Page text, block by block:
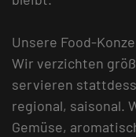
Unsere Food-
Wir verzichten
servieren
regional, saisonal.
Gemüse,